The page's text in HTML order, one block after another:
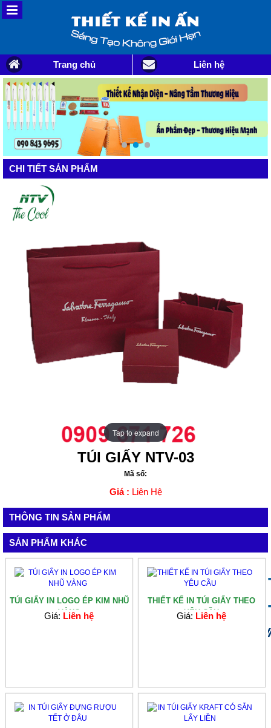
Trang chủ Liên hệ
CHI TIẾT SẢN PHẨM
Tap to expand
Tap to expand
TÚI GIẤY NTV-03
Mã số:
Giá : Liên Hệ
THÔNG TIN SẢN PHẨM
SẢN PHẨM KHÁC
TÚI GIẤY IN LOGO ÉP KIM NHŨ
VÀNG
Giá: Liên hệ
THIẾT KẾ IN TÚI GIẤY THEO
YÊU CẦU
Giá: Liên hệ